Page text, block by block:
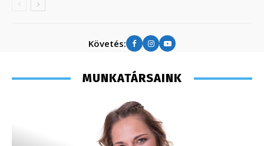
Követés:
MUNKATÁRSAINK